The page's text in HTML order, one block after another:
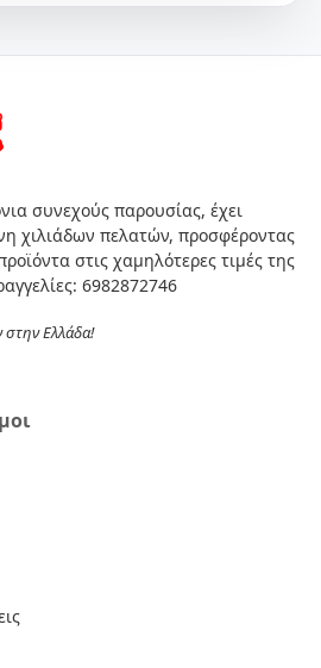
συνεχούς παρουσίας, έχει
χιλιάδων πελατών, προσφέροντας
στις χαμηλότερες τιμές της
6982872746
στην Ελλάδα!